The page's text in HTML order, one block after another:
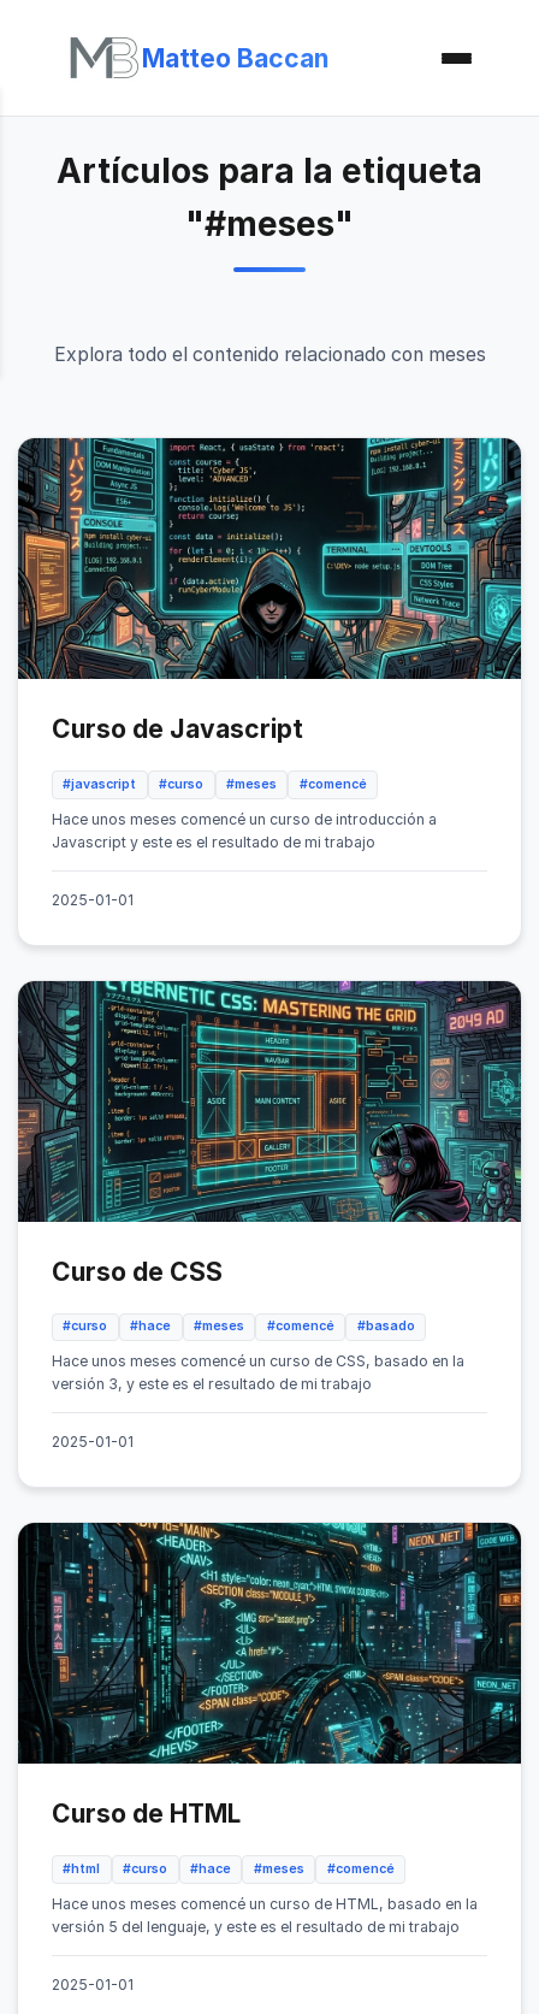
Matteo Baccan
Artículos para la etiqueta
"#meses"
Explora todo el contenido relacionado con meses
Curso de Javascript
#javascript #curso #meses #comencé
Hace unos meses comencé un curso de introducción a
Javascript y este es el resultado de mi trabajo
2025-01-01
Curso de CSS
#curso #hace #meses #comencé #basado
Hace unos meses comencé un curso de CSS, basado en la
versión 3, y este es el resultado de mi trabajo
2025-01-01
Curso de HTML
#html #curso #hace #meses #comencé
Hace unos meses comencé un curso de HTML, basado en la
versión 5 del lenguaje, y este es el resultado de mi trabajo
2025-01-01